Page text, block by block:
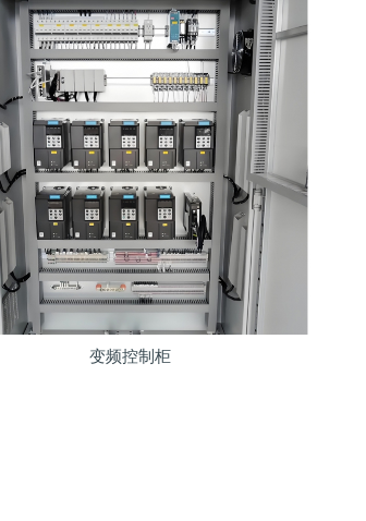
变频控制柜